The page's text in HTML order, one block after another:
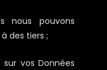
nous pouvons
des tiers ;
vos Données